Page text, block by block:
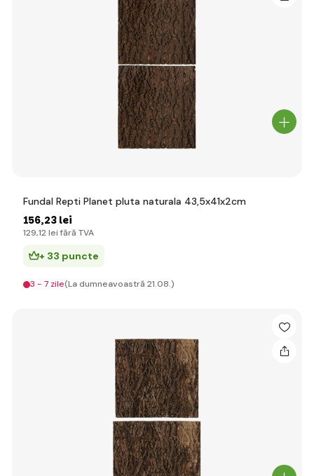
Fundal Repti Planet pluta naturala 43,5x41x2cm
156,23 lei
129,12 lei fără TVA
+ 33 puncte
3 - 7 zile(La dumneavoastră 21.08.)